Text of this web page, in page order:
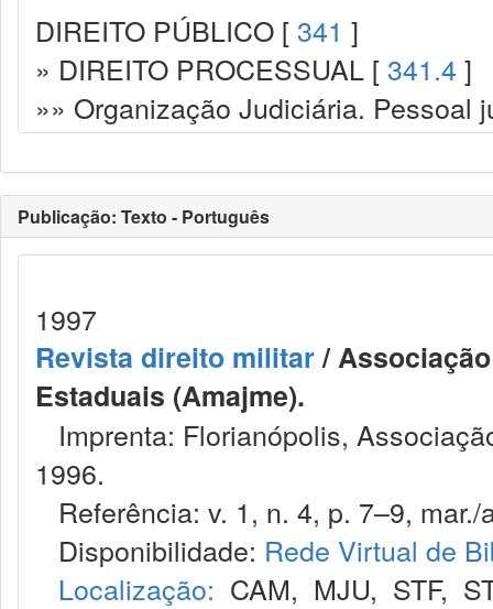
DIREITO PÚBLICO [ 341 ]
» DIREITO PROCESSUAL [ 341.4 ]
»» Organização Judiciária. Pessoal
Publicação: Texto - Português
1997
Revista direito militar/
Estaduais (Amajme).
Imprenta: Florianópolis,
1996.
Referência: v. 1, n. 4, p. 7–9, mar./
Disponibilidade: Rede Virtual de
Localização: CAM, MJU, STF,